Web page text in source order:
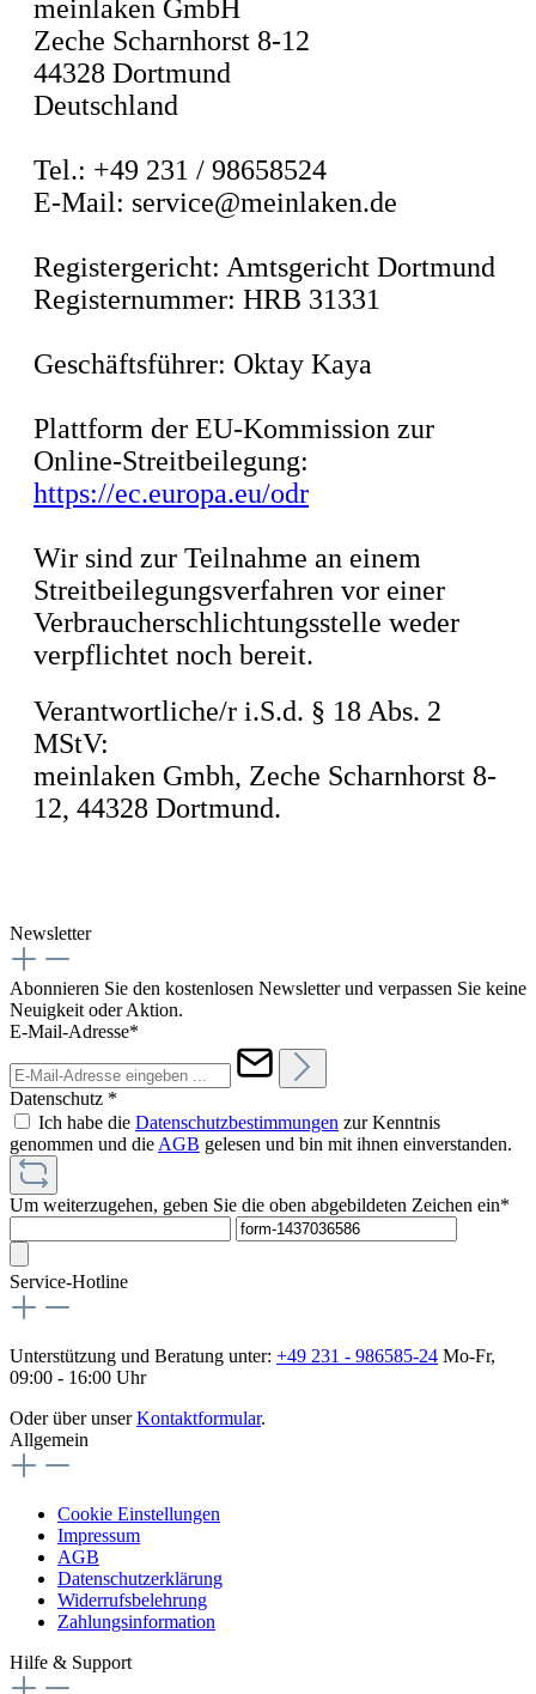
meinlaken GmbH
Zeche Scharnhorst 8-12
44328 Dortmund
Deutschland
Tel.: +49 231 / 98658524
E-Mail: service@meinlaken.de
Registergericht: Amtsgericht Dortmund
Registernummer: HRB 31331
Geschäftsführer: Oktay Kaya
Plattform der EU-Kommission zur
Online-Streitbeilegung:
https://ec.europa.eu/odr
Wir sind zur Teilnahme an einem
Streitbeilegungsverfahren vor einer
Verbraucherschlichtungsstelle weder
verpflichtet noch bereit.
Verantwortliche/r i.S.d. § 18 Abs. 2
MStV:
meinlaken Gmbh, Zeche Scharnhorst 8-
12, 44328 Dortmund.
Newsletter
Abonnieren Sie den kostenlosen Newsletter und verpassen Sie keine
Neuigkeit oder Aktion.
E-Mail-Adresse*
Datenschutz *
Ich habe die Datenschutzbestimmungen zur Kenntnis
genommen und die AGB gelesen und bin mit ihnen einverstanden.
Um weiterzugehen, geben Sie die oben abgebildeten Zeichen ein*
Service-Hotline
Unterstützung und Beratung unter: +49 231 - 986585-24 Mo-Fr,
09:00 - 16:00 Uhr
Oder über unserKontaktformular.
Allgemein
Cookie Einstellungen
Impressum
AGB
Datenschutzerklärung
Widerrufsbelehrung
Zahlungsinformation
Hilfe & Support